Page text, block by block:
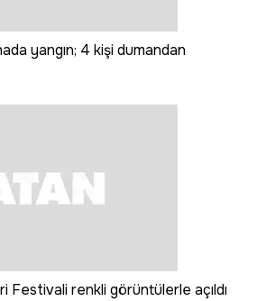
yangın; 4 kişi dumandan
Festivali renkli görüntülerle açıldı